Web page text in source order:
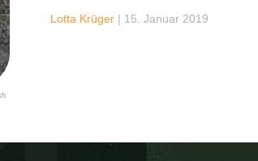
Lotta Krüger | 15. Januar 2019